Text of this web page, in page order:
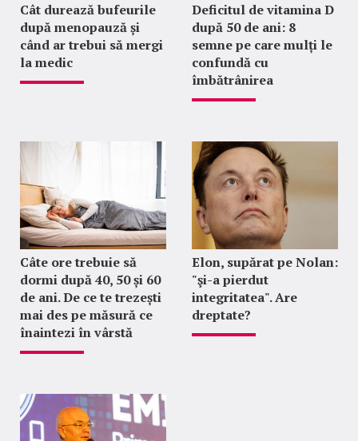
Cât durează bufeurile
după menopauză și
când ar trebui să mergi
la medic
Deficitul de vitamina D
după 50 de ani: 8
semne pe care mulți le
confundă cu
îmbătrânirea
Câte ore trebuie să
dormi după 40, 50 și 60
de ani. De ce te trezești
mai des pe măsură ce
înaintezi în vârstă
Elon, supărat pe Nolan:
"şi-a pierdut
integritatea". Are
dreptate?